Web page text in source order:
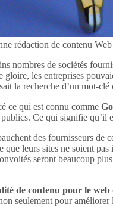
rédaction de contenu Web
nombres de sociétés
gloire, les entreprises
la recherche d’un mot-clé
ce qui est connu comme
Ce qui signifie qu’il
des fournisseurs de
que leurs sites ne soient
seront beaucoup
de contenu pour le web
seulement pour